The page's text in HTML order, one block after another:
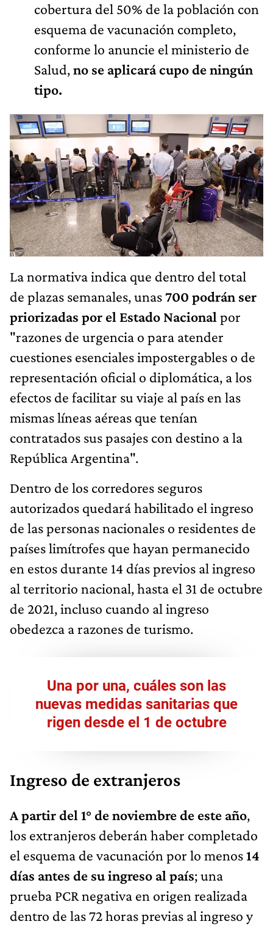
cobertura del 50% de la población con
esquema de vacunación completo,
conforme lo anuncie el ministerio de
Salud,no se aplicará cupo de ningún
tipo.
La normativa indica que dentro del total
de plazas semanales, unas 700 podrán ser
priorizadas por el Estado Nacional por
"razones de urgencia o para atender
cuestiones esenciales impostergables o de
representación oficial o diplomática, a los
efectos de facilitar su viaje al país en las
mismas líneas aéreas que tenían
contratados sus pasajes con destino a la
República Argentina".
Dentro de los corredores seguros
autorizados quedará habilitado el ingreso
de las personas nacionales o residentes de
países limítrofes que hayan permanecido
en estos durante 14 días previos al ingreso
al territorio nacional, hasta el 31 de octubre
de 2021, incluso cuando al ingreso
obedezca a razones de turismo.
Una por una, cuáles son las
nuevas medidas sanitarias que
rigen desde el 1 de octubre
Ingreso de extranjeros
A partir del 1° de noviembre de este año,
los extranjeros deberán haber completado
el esquema de vacunación por lo menos14
días antes de su ingreso al país; una
prueba PCR negativa en origen realizada
dentro de las 72 horas previas al ingreso y